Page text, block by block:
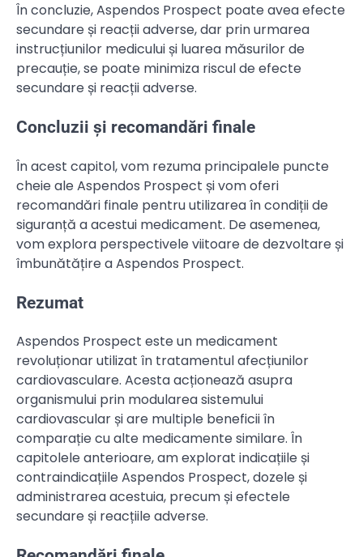
În concluzie, Aspendos Prospect poate avea efecte
secundare și reacții adverse, dar prin urmarea
instrucțiunilor medicului și luarea măsurilor de
precauție, se poate minimiza riscul de efecte
secundare și reacții adverse.
Concluzii și recomandări finale
În acest capitol, vom rezuma principalele puncte
cheie ale Aspendos Prospect și vom oferi
recomandări finale pentru utilizarea în condiții de
siguranță a acestui medicament. De asemenea,
vom explora perspectivele viitoare de dezvoltare și
îmbunătățire a Aspendos Prospect.
Rezumat
Aspendos Prospect este un medicament
revoluționar utilizat în tratamentul afecțiunilor
cardiovasculare. Acesta acționează asupra
organismului prin modularea sistemului
cardiovascular și are multiple beneficii în
comparație cu alte medicamente similare. În
capitolele anterioare, am explorat indicațiile și
contraindicațiile Aspendos Prospect, dozele și
administrarea acestuia, precum și efectele
secundare și reacțiile adverse.